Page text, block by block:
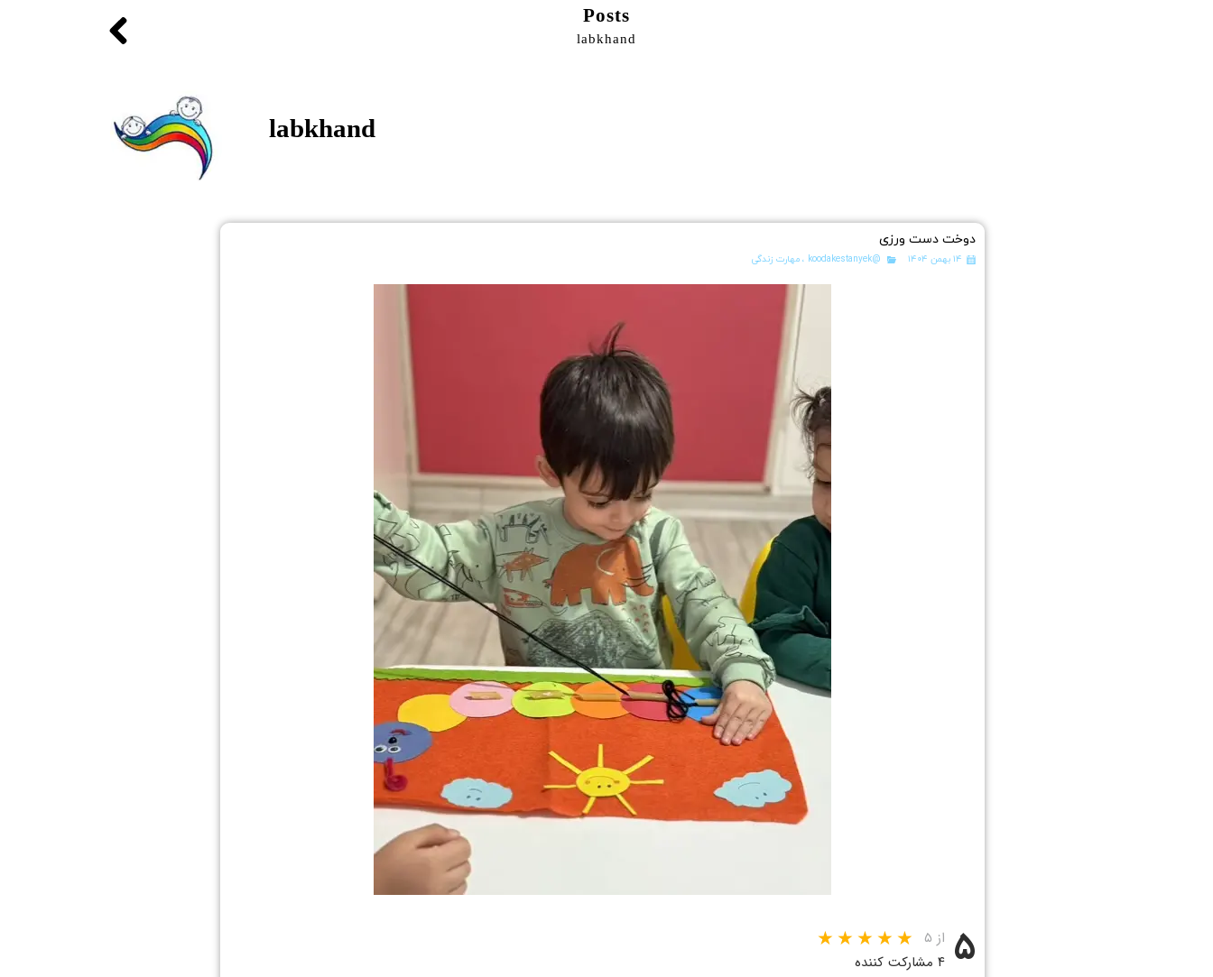
Posts
labkhand
labkhand
دوخت دست ورزی
۱۴ بهمن ۱۴۰۴ @koodakestanyek ،مهارت زندگی
۵ از ۵
۴ مشارکت کننده